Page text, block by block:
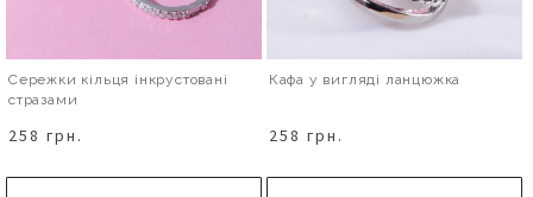
Сережки кільця інкрустовані
стразами
258 грн.
Кафа у вигляді ланцюжка
258 грн.